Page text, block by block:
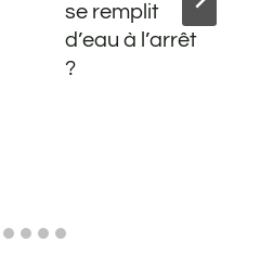
se remplit
d’eau à l’arrêt
?